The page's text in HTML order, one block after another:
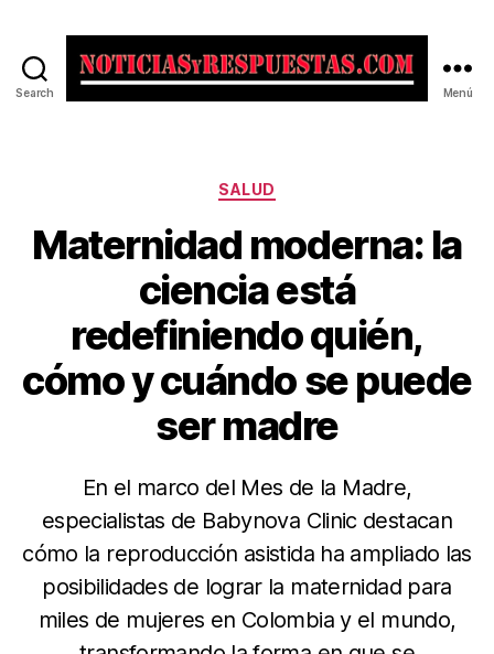
Search Menú
Categorías
SALUD
Maternidad moderna: la
ciencia está
redefiniendo quién,
cómo y cuándo se puede
ser madre
En el marco del Mes de la Madre,
especialistas de Babynova Clinic destacan
cómo la reproducción asistida ha ampliado las
posibilidades de lograr la maternidad para
miles de mujeres en Colombia y el mundo,